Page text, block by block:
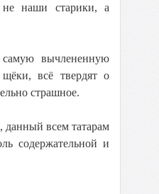
наши старики, а
вычлененную
щёки, всё твердят о
страшное.
данный всем татарам
содержательной и